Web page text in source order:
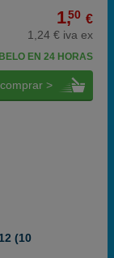
1,50 €
1,24 € iva ex
EN 24 HORAS
comprar >
(10